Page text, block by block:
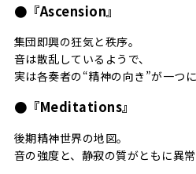
●『Ascension』
集団即興の狂気と秩序。
音は散乱しているようで、
実は各奏者の“精神の向き”が一つに
●『Meditations』
後期精神世界の地図。
音の強度と、静寂の質がともに異常